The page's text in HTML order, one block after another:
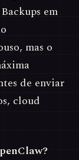
em
mas o
de enviar
cloud